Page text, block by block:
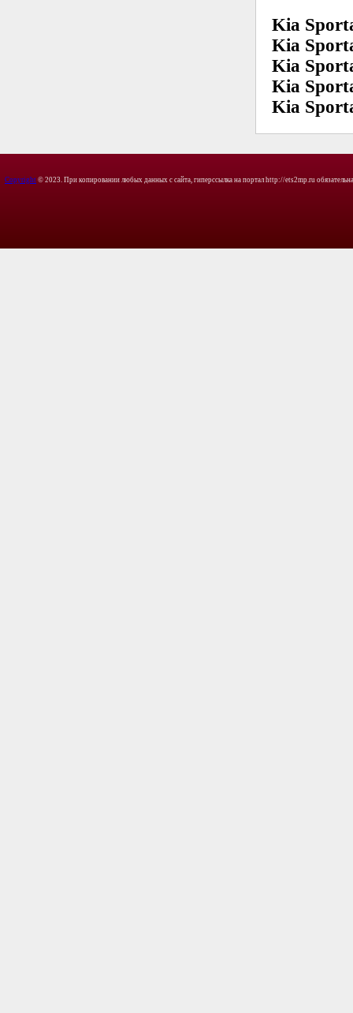
Kia
Kia
Kia
Kia
Kia
Copyright © 2023. При копировании любых данных с сайта, гиперссылка на портал http://ets2mp.ru